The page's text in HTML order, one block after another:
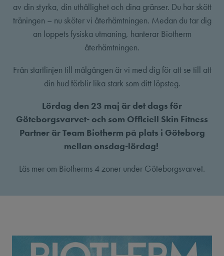
av din styrka, din uthållighet och dina gränser. Du har skött
träningen – nu sköter vi återhämtningen. Medan du tar dig
an loppets fysiska utmaning, hanterar Biotherm
återhämtningen.
Från startlinjen till målgången är vi med dig för att se till att
din hud förblir lika stark som ditt löpsteg.
Lördag den 23 maj är det dags för
Göteborgsvarvet- och som Officiell Skin Fitness
Partner är Team Biotherm på plats i Göteborg
mellan onsdag-lördag!
Läs mer om Biotherms 4 zoner under Göteborgsvarvet.